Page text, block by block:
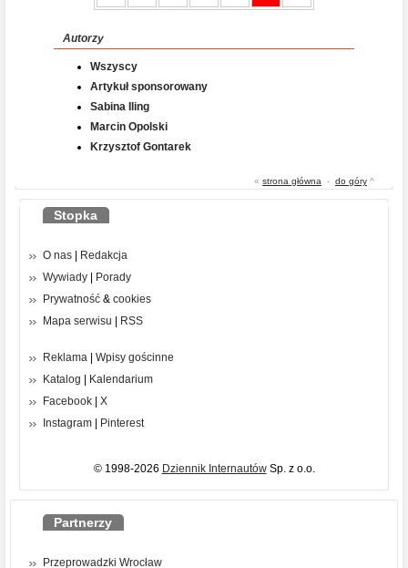
Autorzy
Wszyscy
Artykuł sponsorowany
Sabina Iling
Marcin Opolski
Krzysztof Gontarek
« strona główna - do góry ^
Stopka
O nas
Redakcja
Wywiady
Porady
Prywatność & cookies
Mapa serwisu
RSS
Reklama
Wpisy gościnne
Katalog
Kalendarium
Facebook
X
Instagram
Pinterest
© 1998-2026 Dziennik InternautówSp. z o.o.
Partnerzy
Przeprowadzki Wrocław